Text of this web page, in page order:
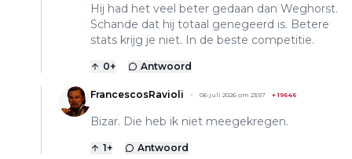
Hij had het veel beter gedaan dan Weghorst.
Schande dat hij totaal genegeerd is. Betere
stats krijg je niet. In de beste competitie.
0+ Antwoord
FrancescosRavioli 06 juli 2026 om 23:57 +19646
Bizar. Die heb ik niet meegekregen.
1+ Antwoord